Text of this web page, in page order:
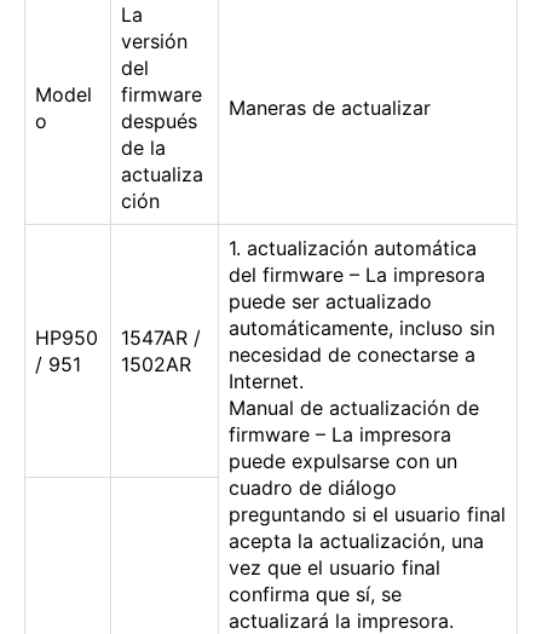
Model
o
La
versión
del
firmware
después
de la
actualiza
ción
Maneras de actualizar
HP950
/ 951
1547AR /
1502AR
1. actualización automática
del firmware – La impresora
puede ser actualizado
automáticamente, incluso sin
necesidad de conectarse a
Internet.
Manual de actualización de
firmware – La impresora
puede expulsarse con un
cuadro de diálogo
preguntando si el usuario final
acepta la actualización, una
vez que el usuario final
confirma que sí, se
actualizará la impresora.